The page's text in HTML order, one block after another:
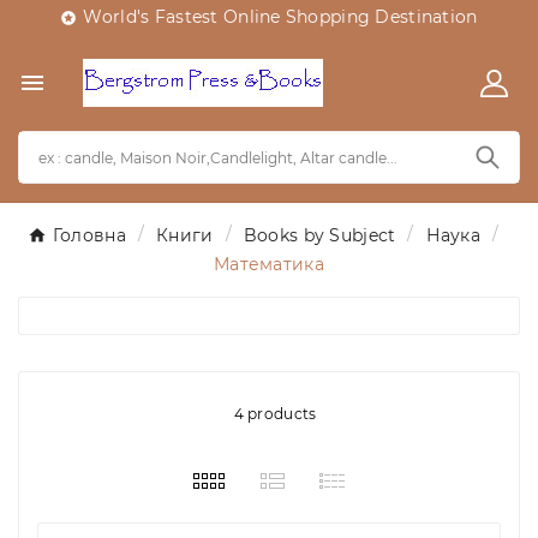
 World's Fastest Online Shopping Destination

Головна Книги Books by Subject
Наука
Математика
4 products